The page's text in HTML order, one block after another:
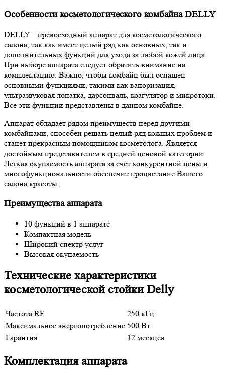
Особенности косметологического комбайна DELLY
DELLY – превосходный аппарат для косметологического
салона, так как имеет целый ряд как основных, так и
дополнительных функций для ухода за любой кожей лица.
При выборе аппарата следует обратить внимание на
комплектацию. Важно, чтобы комбайн был оснащен
основными функциями, такими как вапоризация,
ультразвуковая лопатка, дарсонваль, коагулятор и микротоки.
Все эти функции представлены в данном комбайне.
Аппарат обладает рядом преимуществ перед другими
комбайнами, способен решать целый ряд кожных проблем и
станет прекрасным помощником косметолога. Является
достойным представителем в средней ценовой категории.
Легкая окупаемость аппарата за счет конкурентной цены и
многофункциональности обеспечит процветание Вашего
салона красоты.
Преимущества аппарата
10 функций в 1 аппарате
Компактная модель
Широкий спектр услуг
Высокая окупаемость
Технические характеристики
косметологической стойки Delly
Частота RF
250 кГц
Максимальное энергопотребление 500 Вт
Гарантия
12 месяцев
Комплектация аппарата